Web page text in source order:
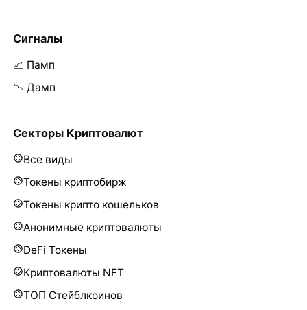
Сигналы
📈 Памп
📉 Дамп
Секторы Криптовалют
Все виды
Токены криптобирж
Токены крипто кошельков
Анонимные криптовалюты
DeFi Токены
Криптовалюты NFT
ТОП Стейблкоинов